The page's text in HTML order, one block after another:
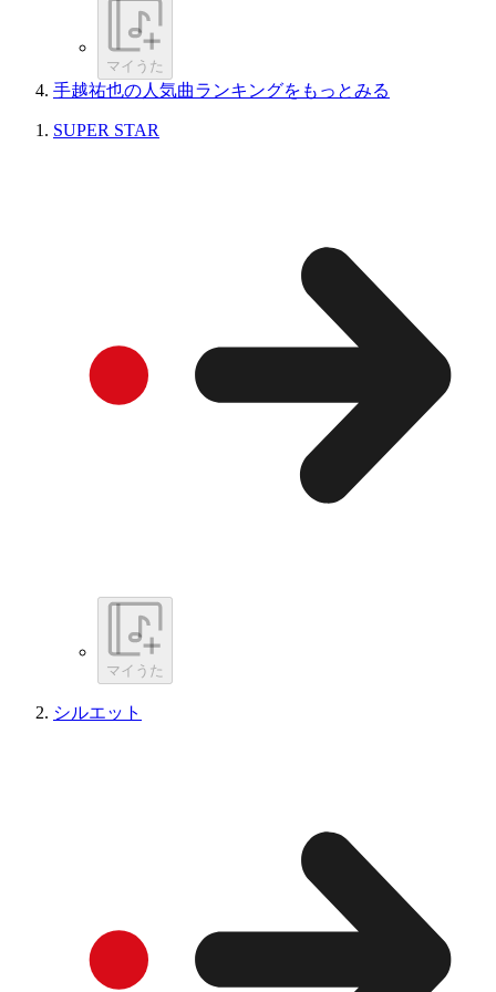
マイうた
手越祐也の人気曲ランキングをもっとみる
SUPER STAR
マイうた
シルエット